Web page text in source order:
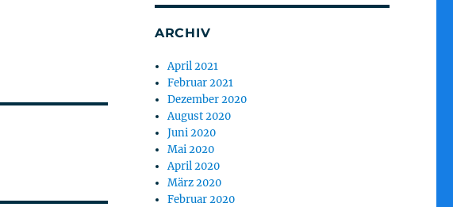
ARCHIV
April 2021
Februar 2021
Dezember 2020
August 2020
Juni 2020
Mai 2020
April 2020
März 2020
Februar 2020